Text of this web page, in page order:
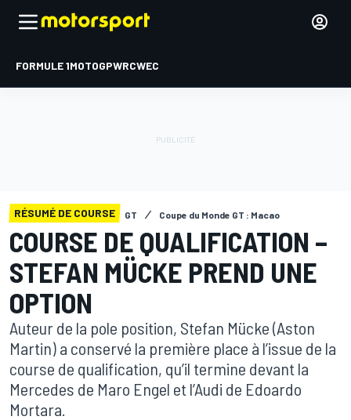
FORMULE 1MOTOGPWRCWEC
RÉSUMÉ DE COURSE GT Coupe du Monde GT : Macao
COURSE DE QUALIFICATION –
STEFAN MÜCKE PREND UNE
OPTION
Auteur de la pole position, Stefan Mücke (Aston
Martin) a conservé la première place à l’issue de la
course de qualification, qu’il termine devant la
Mercedes de Maro Engel et l’Audi de Edoardo
Mortara.